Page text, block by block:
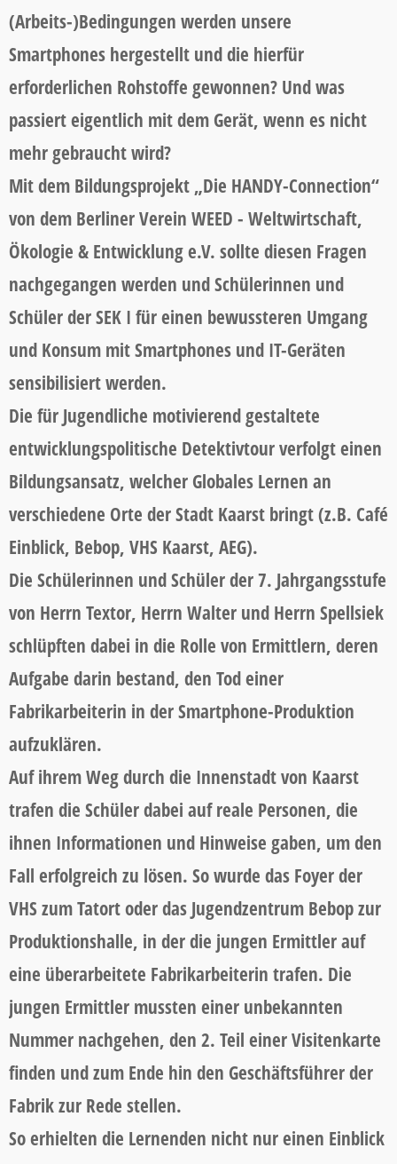
(Arbeits-)Bedingungen werden unsere
Smartphones hergestellt und die hierfür
erforderlichen Rohstoffe gewonnen? Und was
passiert eigentlich mit dem Gerät, wenn es nicht
mehr gebraucht wird?
Mit dem Bildungsprojekt „Die HANDY-Connection“
von dem Berliner Verein WEED - Weltwirtschaft,
Ökologie & Entwicklung e.V. sollte diesen Fragen
nachgegangen werden und Schülerinnen und
Schüler der SEK I für einen bewussteren Umgang
und Konsum mit Smartphones und IT-Geräten
sensibilisiert werden.
Die für Jugendliche motivierend gestaltete
entwicklungspolitische Detektivtour verfolgt einen
Bildungsansatz, welcher Globales Lernen an
verschiedene Orte der Stadt Kaarst bringt (z.B. Café
Einblick, Bebop, VHS Kaarst, AEG).
Die Schülerinnen und Schüler der 7. Jahrgangsstufe
von Herrn Textor, Herrn Walter und Herrn Spellsiek
schlüpften dabei in die Rolle von Ermittlern, deren
Aufgabe darin bestand, den Tod einer
Fabrikarbeiterin in der Smartphone-Produktion
aufzuklären.
Auf ihrem Weg durch die Innenstadt von Kaarst
trafen die Schüler dabei auf reale Personen, die
ihnen Informationen und Hinweise gaben, um den
Fall erfolgreich zu lösen. So wurde das Foyer der
VHS zum Tatort oder das Jugendzentrum Bebop zur
Produktionshalle, in der die jungen Ermittler auf
eine überarbeitete Fabrikarbeiterin trafen. Die
jungen Ermittler mussten einer unbekannten
Nummer nachgehen, den 2. Teil einer Visitenkarte
finden und zum Ende hin den Geschäftsführer der
Fabrik zur Rede stellen.
So erhielten die Lernenden nicht nur einen Einblick